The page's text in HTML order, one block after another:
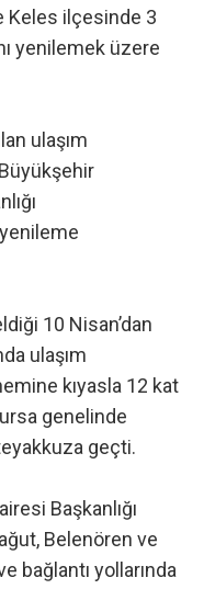
Keles ilçesinde 3
yenilemek üzere
ulaşım
10 Nisan’dan
ulaşım
kıyasla 12 kat
genelinde
geçti.
Başkanlığı
Belenören ve
bağlantı yollarında